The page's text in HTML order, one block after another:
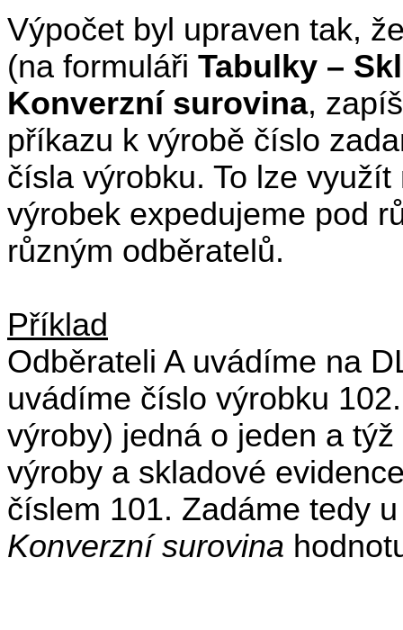
Výpočet byl upraven tak,
(na formuláři Tabulky –
Konverzní surovina,
příkazu k výrobě číslo
čísla výrobku. To lze
výrobek expedujeme pod
různým odběratelů.
Příklad
Odběrateli A uvádíme na
uvádíme číslo výrobku
výroby) jedná o jeden a
výroby a skladové
číslem 101. Zadáme tedy
Konverzní surovina